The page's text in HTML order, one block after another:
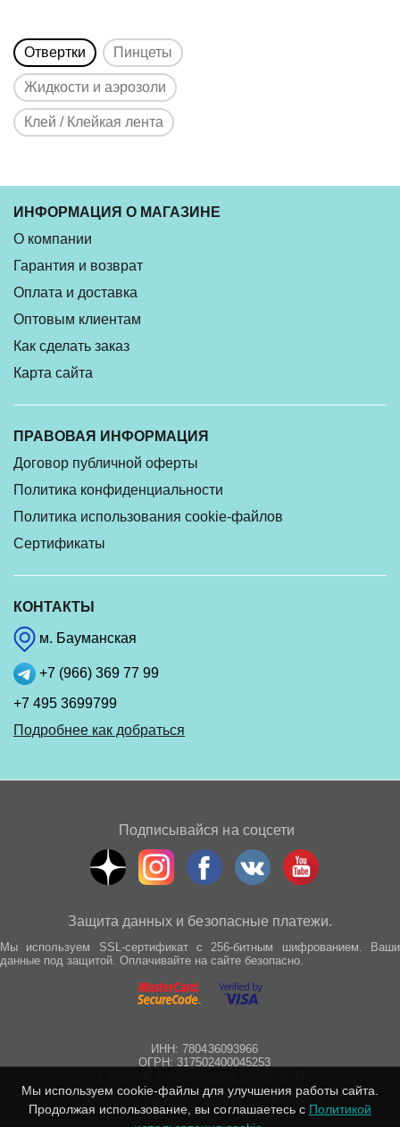
Отвертки Пинцеты
Жидкости и аэрозоли
Клей / Клейкая лента
ИНФОРМАЦИЯ О МАГАЗИНЕ
О компании
Гарантия и возврат
Оплата и доставка
Оптовым клиентам
Как сделать заказ
Карта сайта
ПРАВОВАЯ ИНФОРМАЦИЯ
Договор публичной оферты
Политика конфиденциальности
Политика использования cookie-файлов
Сертификаты
КОНТАКТЫ
м. Бауманская
+7 (966) 369 77 99
+7 495 3699799
Подробнее как добраться
Подписывайся на соцсети
Защита данных и безопасные платежи.
Мы используем SSL-сертификат с 256-битным шифрованием. Ваши
данные под защитой. Оплачивайте на сайте безопасно.
ИНН: 780436093966
ОГРН: 317502400045253
Все права защищены © 2012 - 2025 wepro.ru
Мы используем cookie-файлы для улучшения работы сайта.
Продолжая использование, вы соглашаетесь с Политикой